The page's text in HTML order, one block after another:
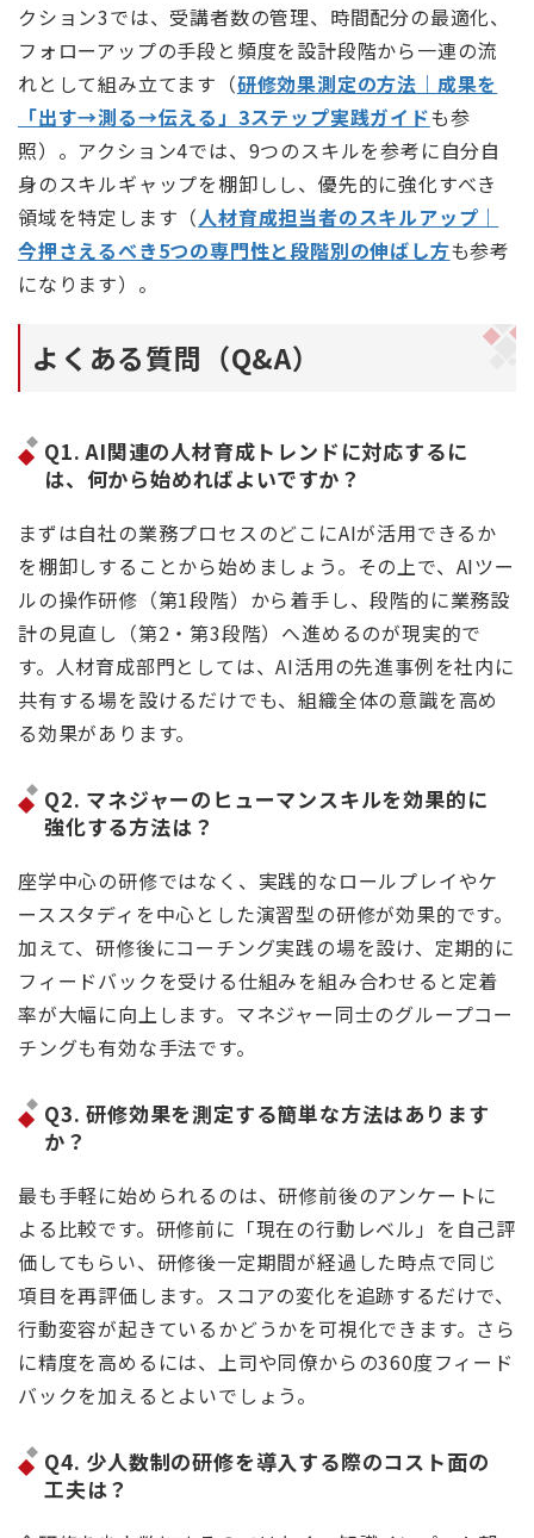
クション3では、受講者数の管理、時間配分の最適化、
フォローアップの手段と頻度を設計段階から一連の流
れとして組み立てます（研修効果測定の方法｜成果を
「出す→測る→伝える」3ステップ実践ガイドも参
照）。アクション4では、9つのスキルを参考に自分自
身のスキルギャップを棚卸しし、優先的に強化すべき
領域を特定します（人材育成担当者のスキルアップ｜
今押さえるべき5つの専門性と段階別の伸ばし方も参考
になります）。
よくある質問（Q&A）
Q1. AI関連の人材育成トレンドに対応するに
は、何から始めればよいですか？
まずは自社の業務プロセスのどこにAIが活用できるか
を棚卸しすることから始めましょう。その上で、AIツー
ルの操作研修（第1段階）から着手し、段階的に業務設
計の見直し（第2・第3段階）へ進めるのが現実的で
す。人材育成部門としては、AI活用の先進事例を社内に
共有する場を設けるだけでも、組織全体の意識を高め
る効果があります。
Q2. マネジャーのヒューマンスキルを効果的に
強化する方法は？
座学中心の研修ではなく、実践的なロールプレイやケ
ーススタディを中心とした演習型の研修が効果的です。
加えて、研修後にコーチング実践の場を設け、定期的に
フィードバックを受ける仕組みを組み合わせると定着
率が大幅に向上します。マネジャー同士のグループコー
チングも有効な手法です。
Q3. 研修効果を測定する簡単な方法はあります
か？
最も手軽に始められるのは、研修前後のアンケートに
よる比較です。研修前に「現在の行動レベル」を自己評
価してもらい、研修後一定期間が経過した時点で同じ
項目を再評価します。スコアの変化を追跡するだけで、
行動変容が起きているかどうかを可視化できます。さら
に精度を高めるには、上司や同僚からの360度フィード
バックを加えるとよいでしょう。
Q4. 少人数制の研修を導入する際のコスト面の
工夫は？